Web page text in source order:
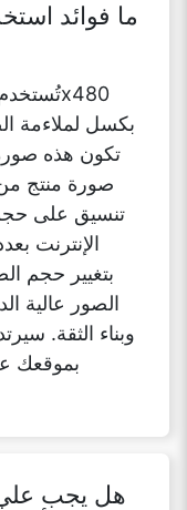
ما فوائد
بكسل لملاءمة
تكون هذه
صورة منتج
تنسيق على
الإنترنت
بتغيير حجم
الصور عالية
وبناء الثقة.
بموقعك
هل يجب